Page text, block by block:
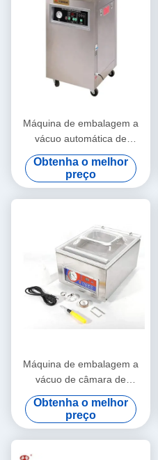
Máquina de embalagem a
vácuo automática de
alimentos para pão e carne
DUOQI
Obtenha o melhor
preço
Máquina de embalagem a
vácuo de câmara de
escritório com aquecimento
instantâneo para
mercadorias
Obtenha o melhor
preço